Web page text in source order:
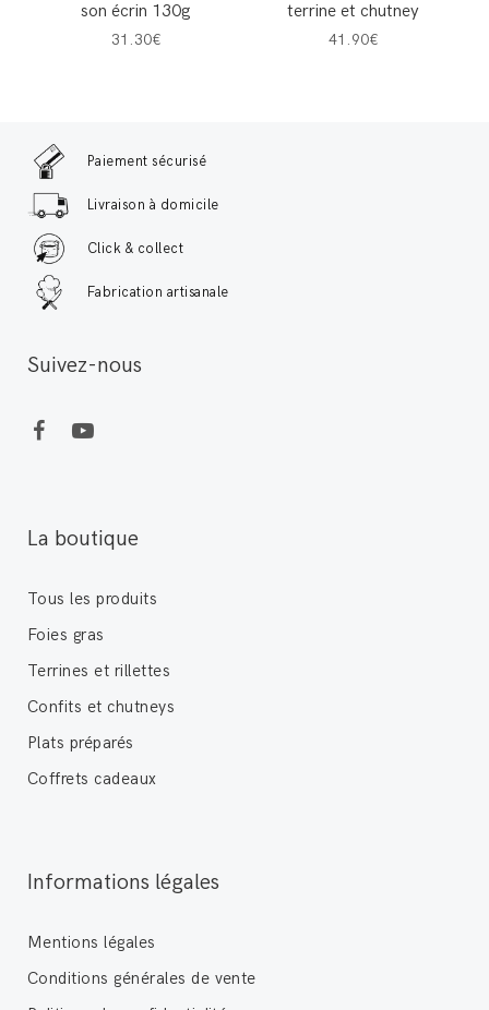
son écrin 130g
31.30€
terrine et chutney
41.90€
Paiement sécurisé
Livraison à domicile
Click & collect
Fabrication artisanale
Suivez-nous
La boutique
Tous les produits
Foies gras
Terrines et rillettes
Confits et chutneys
Plats préparés
Coffrets cadeaux
Informations légales
Mentions légales
Conditions générales de vente